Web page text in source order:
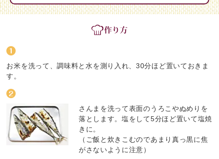
お米を洗って、調味料と水を測り入れ、30分ほど置いておきま
す。
さんまを洗って表面のうろこやぬめりを
落とします。塩をして5分ほど置いて塩焼
きに。
（ご飯と炊きこむのであまり真っ黒に焦
がさないように注意）